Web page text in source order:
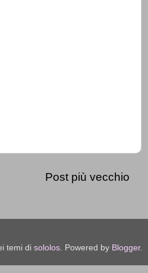
Post più vecchio
temi di sololos . Powered by Blogger.